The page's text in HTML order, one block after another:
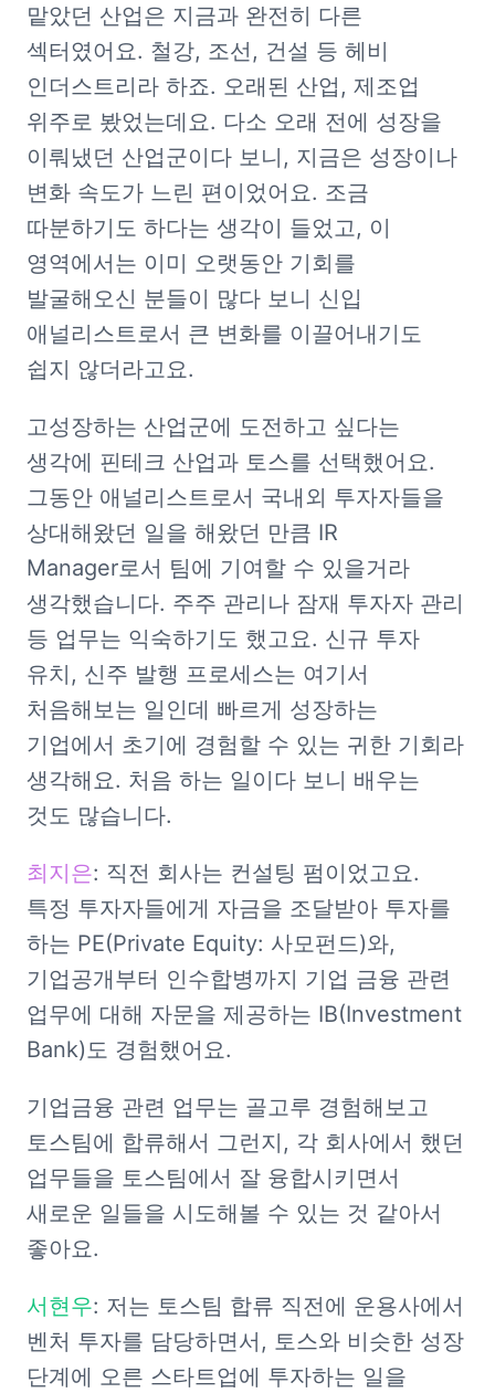
맡았던 산업은 지금과 완전히 다른
섹터였어요. 철강, 조선, 건설 등 헤비
인더스트리라 하죠. 오래된 산업, 제조업
위주로 봤었는데요. 다소 오래 전에 성장을
이뤄냈던 산업군이다 보니, 지금은 성장이나
변화 속도가 느린 편이었어요. 조금
따분하기도 하다는 생각이 들었고, 이
영역에서는 이미 오랫동안 기회를
발굴해오신 분들이 많다 보니 신입
애널리스트로서 큰 변화를 이끌어내기도
쉽지 않더라고요.
고성장하는 산업군에 도전하고 싶다는
생각에 핀테크 산업과 토스를 선택했어요.
그동안 애널리스트로서 국내외 투자자들을
상대해왔던 일을 해왔던 만큼 IR
Manager로서 팀에 기여할 수 있을거라
생각했습니다. 주주 관리나 잠재 투자자 관리
등 업무는 익숙하기도 했고요. 신규 투자
유치, 신주 발행 프로세스는 여기서
처음해보는 일인데 빠르게 성장하는
기업에서 초기에 경험할 수 있는 귀한 기회라
생각해요. 처음 하는 일이다 보니 배우는
것도 많습니다.
최지은: 직전 회사는 컨설팅 펌이었고요.
특정 투자자들에게 자금을 조달받아 투자를
하는 PE(Private Equity: 사모펀드)와,
기업공개부터 인수합병까지 기업 금융 관련
업무에 대해 자문을 제공하는 IB(Investment
Bank)도 경험했어요.
기업금융 관련 업무는 골고루 경험해보고
토스팀에 합류해서 그런지, 각 회사에서 했던
업무들을 토스팀에서 잘 융합시키면서
새로운 일들을 시도해볼 수 있는 것 같아서
좋아요.
서현우: 저는 토스팀 합류 직전에 운용사에서
벤처 투자를 담당하면서, 토스와 비슷한 성장
단계에 오른 스타트업에 투자하는 일을